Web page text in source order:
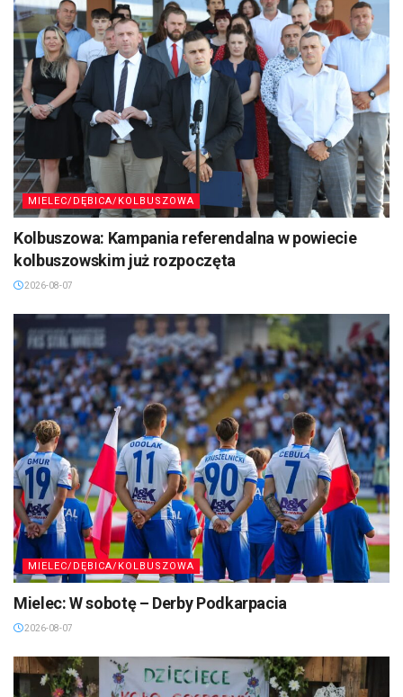
MIELEC/DĘBICA/KOLBUSZOWA
Kolbuszowa: Kampania referendalna w powiecie
kolbuszowskim już rozpoczęta
2026-08-07
MIELEC/DĘBICA/KOLBUSZOWA
Mielec: W sobotę – Derby Podkarpacia
2026-08-07